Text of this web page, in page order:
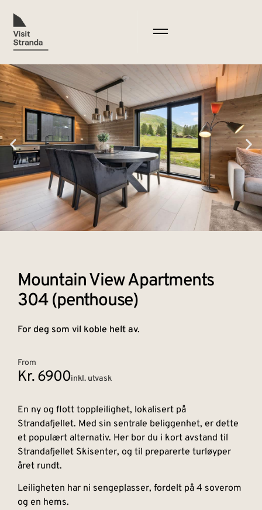
Mountain View Apartments
304 (penthouse)
For deg som vil koble helt av.
From
Kr. 6900inkl. utvask
En ny og flott toppleilighet, lokalisert på
Strandafjellet. Med sin sentrale beliggenhet, er dette
et populært alternativ. Her bor du i kort avstand til
Strandafjellet Skisenter, og til preparerte turløyper
året rundt.
Leiligheten har ni sengeplasser, fordelt på 4 soverom
og en hems.